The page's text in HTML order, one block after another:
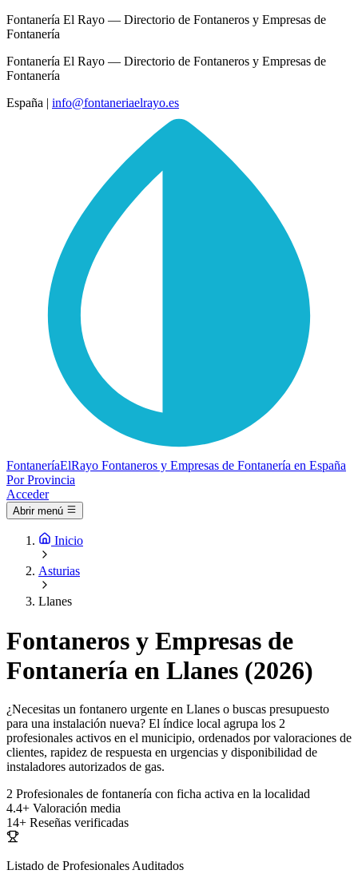
Fontanería El Rayo — Directorio de Fontaneros y Empresas de
Fontanería
Fontanería El Rayo — Directorio de Fontaneros y Empresas de
Fontanería
España | info@fontaneriaelrayo.es
FontaneríaElRayo Fontaneros y Empresas de Fontanería en España
Por Provincia
Acceder
Abrir menú
Inicio
Asturias
Llanes
Fontaneros y Empresas de
Fontanería en Llanes (2026)
¿Necesitas un fontanero urgente en Llanes o buscas presupuesto
para una instalación nueva? El índice local agrupa los 2
profesionales activos en el municipio, ordenados por valoraciones de
clientes, rapidez de respuesta en urgencias y disponibilidad de
instaladores autorizados de gas.
2 Profesionales de fontanería con ficha activa en la localidad
4.4+ Valoración media
14+ Reseñas verificadas
Listado de Profesionales Auditados